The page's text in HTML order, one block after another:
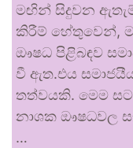
මඟින් සිදුවන
කිරීම් හේතුවෙන්,
ඖෂධ පිළිබඳව
වී ඇත.එය
තත්වයකි. මෙම
නාශක ඖෂධවල
…